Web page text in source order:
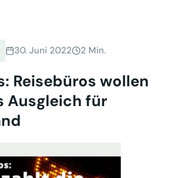
30. Juni 2022 2 Min.
Reisebüros wollen
Ausgleich für